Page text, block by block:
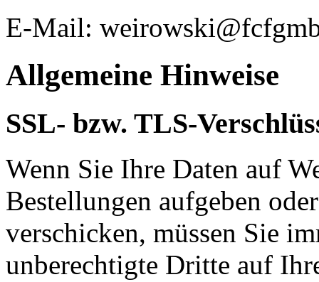
E-Mail:
Allgemeine Hinweise
SSL- bzw. TLS-
Wenn Sie Ihre Daten auf
Bestellungen aufgeben
verschicken, müssen Sie
unberechtigte Dritte auf